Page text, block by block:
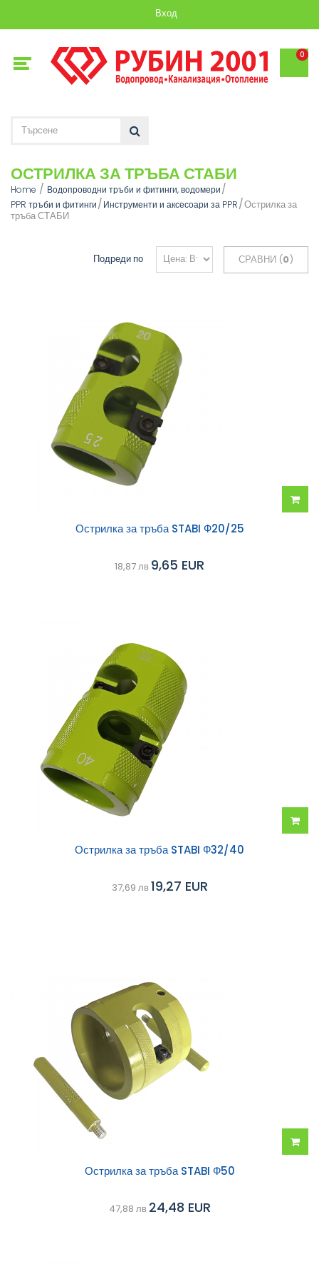
Вход
0
ОСТРИЛКА ЗА ТРЪБА СТАБИ
Home
Водопроводни тръби и фитинги, водомери
PPR тръби и фитинги
Инструменти и аксесоари за PPR Острилка за
тръба СТАБИ
СРАВНИ (0)
Подреди по
Острилка за тръба STABI Ф20/25
18,87 лв 9,65 EUR
Острилка за тръба STABI Ф32/40
37,69 лв19,27 EUR
Острилка за тръба STABI Ф50
47,88 лв 24,48 EUR